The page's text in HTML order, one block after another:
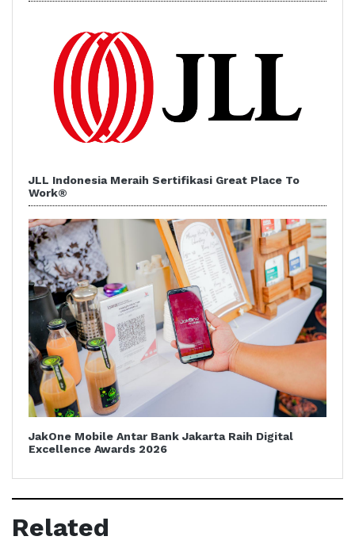
JLL Indonesia Meraih Sertifikasi Great Place To
Work®
JakOne Mobile Antar Bank Jakarta Raih Digital
Excellence Awards 2026
Related